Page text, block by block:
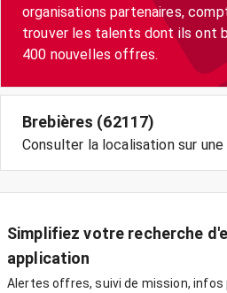
organisations partenaires,
trouver les talents dont ils ont
400 nouvelles offres.
Brebières (62117)
Consulter la localisation sur
Simplifiez votre recherche
application
Alertes offres, suivi de mission,